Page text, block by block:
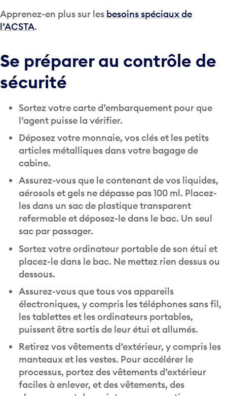
Apprenez-en plus sur les besoins spéciaux de
l’ACSTA.
Se préparer au contrôle de
sécurité
Sortez votre carte d’embarquement pour que
l’agent puisse la vérifier.
Déposez votre monnaie, vos clés et les petits
articles métalliques dans votre bagage de
cabine.
Assurez-vous que le contenant de vos liquides,
aérosols et gels ne dépasse pas 100 ml. Placez-
les dans un sac de plastique transparent
refermable et déposez-le dans le bac. Un seul
sac par passager.
Sortez votre ordinateur portable de son étui et
placez-le dans le bac. Ne mettez rien dessus ou
dessous.
Assurez-vous que tous vos appareils
électroniques, y compris les téléphones sans fil,
les tablettes et les ordinateurs portables,
puissent être sortis de leur étui et allumés.
Retirez vos vêtements d’extérieur, y compris les
manteaux et les vestes. Pour accélérer le
processus, portez des vêtements d’extérieur
faciles à enlever, et des vêtements, des